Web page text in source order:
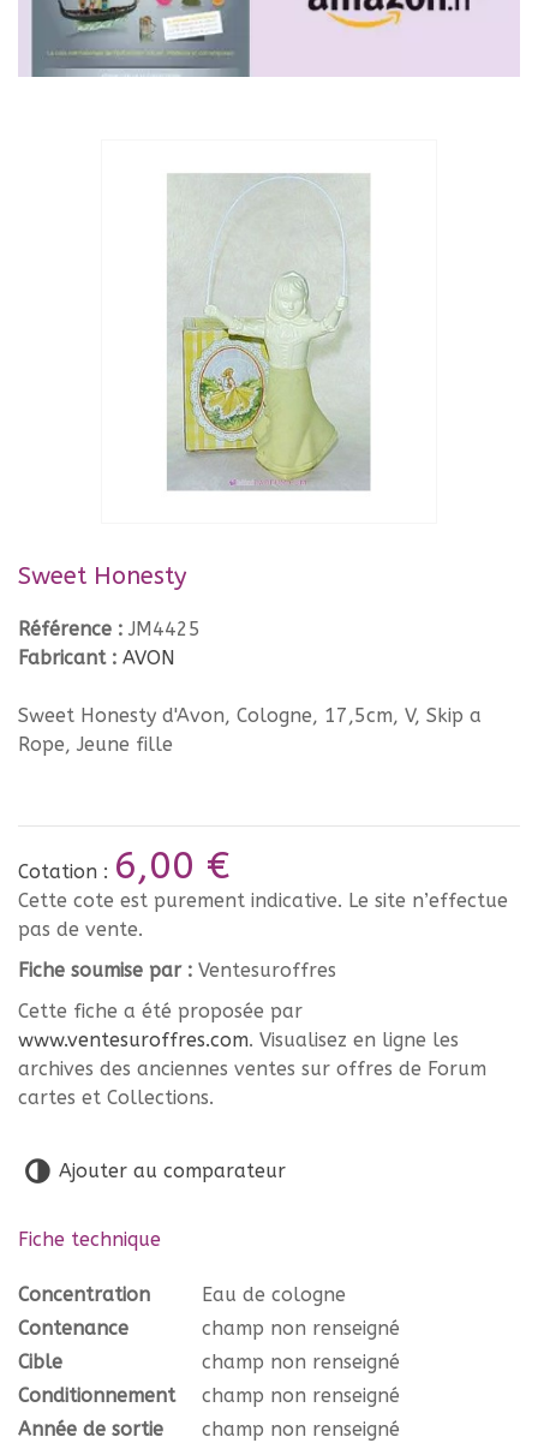
Sweet Honesty
Référence : JM4425
Fabricant : AVON
Sweet Honesty d'Avon, Cologne, 17,5cm, V, Skip a
Rope, Jeune fille
Cotation : 6,00 €
Cette cote est purement indicative. Le site n’effectue
pas de vente.
Fiche soumise par : Ventesuroffres
Cette fiche a été proposée par
www.ventesuroffres.com. Visualisez en ligne les
archives des anciennes ventes sur offres de Forum
cartes et Collections.
Ajouter au comparateur
Fiche technique
Concentration
Eau de cologne
Contenance
champ non renseigné
Cible
champ non renseigné
Conditionnement
champ non renseigné
Année de sortie
champ non renseigné